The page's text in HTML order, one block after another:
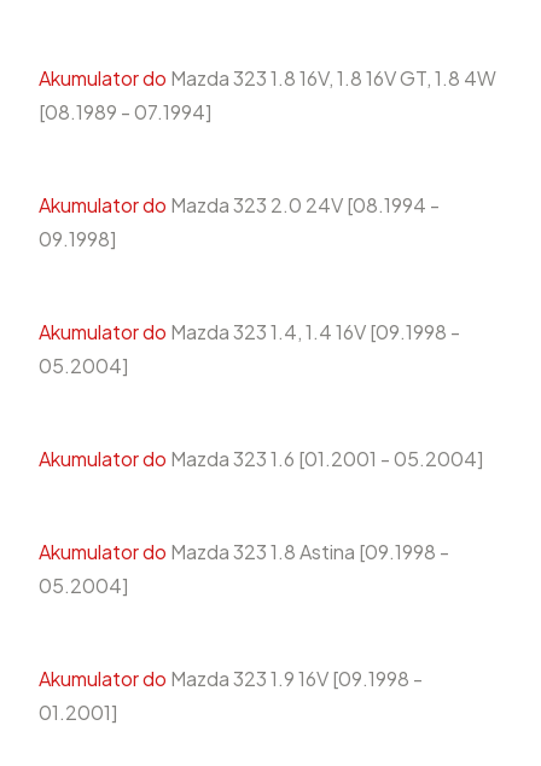
Akumulator do Mazda 323 1.8 16V, 1.8 16V GT, 1.8 4W
[08.1989 - 07.1994]
Akumulator do Mazda 323 2.0 24V [08.1994 -
09.1998]
Akumulator do Mazda 323 1.4, 1.4 16V [09.1998 -
05.2004]
Akumulator do Mazda 323 1.6 [01.2001 - 05.2004]
Akumulator do Mazda 323 1.8 Astina [09.1998 -
05.2004]
Akumulator do Mazda 323 1.9 16V [09.1998 -
01.2001]